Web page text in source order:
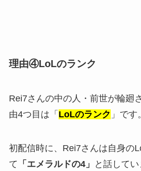
理由④LoLのランク
Rei7さんの中の人・前世が輪廻
由4つ目は「 LoLのランク 」です。
初配信時に、Rei7さんは自身の
て 「エメラルドの4」 と話してい